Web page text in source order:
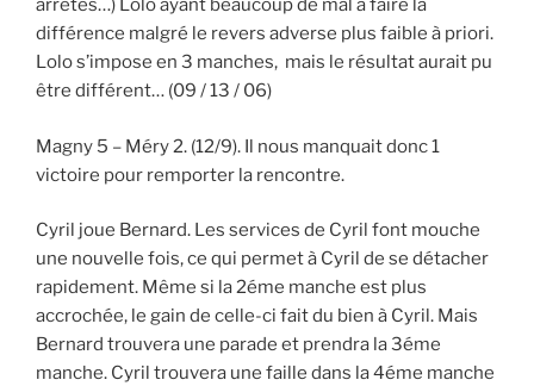
arrêtes…) Lolo ayant beaucoup de mal à faire la
différence malgré le revers adverse plus faible à priori.
Lolo s’impose en 3 manches, mais le résultat aurait pu
être différent… (09 / 13 / 06)
Magny 5 – Méry 2. (12/9). Il nous manquait donc 1
victoire pour remporter la rencontre.
Cyril joue Bernard. Les services de Cyril font mouche
une nouvelle fois, ce qui permet à Cyril de se détacher
rapidement. Même si la 2éme manche est plus
accrochée, le gain de celle-ci fait du bien à Cyril. Mais
Bernard trouvera une parade et prendra la 3éme
manche. Cyril trouvera une faille dans la 4éme manche